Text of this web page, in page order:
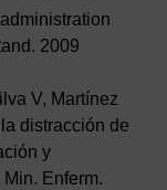
2009
V, Martínez
distracción de
y
Enferm.